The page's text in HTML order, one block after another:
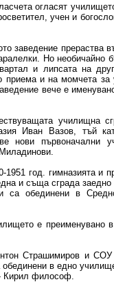
огласят
учен и
заведение прераства
Но необичайно
и липсата на
и на момчета за
вече е
училищна
Иван Вазов, тъй
нови първоначални
1951 год. гимназията и
и съща сграда
са обединени в
е преименувано
Страшимиров и СОУ
в едно
Кирил философ.